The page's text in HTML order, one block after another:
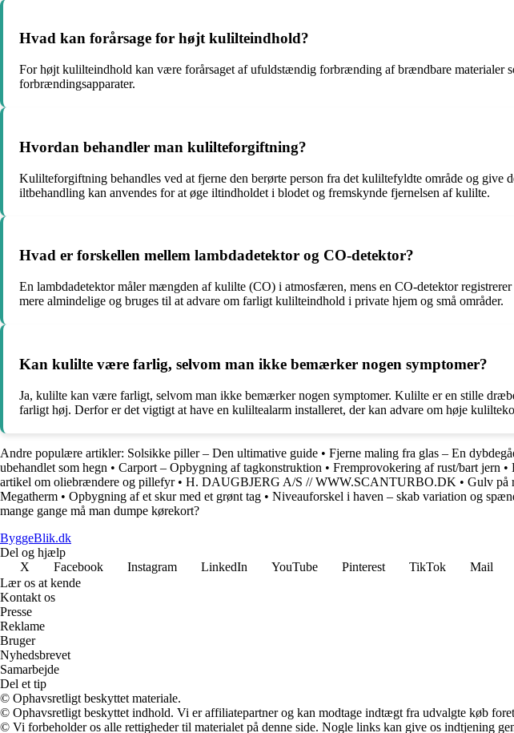
Hvad kan forårsage for højt kulilteindhold?
For højt kulilteindhold kan være forårsaget af ufuldstændig forbrænding af brændbare
forbrændingsapparater.
Hvordan behandler man kulilteforgiftning?
Kulilteforgiftning behandles ved at fjerne den berørte person fra det kuliltefyldte område og
iltbehandling kan anvendes for at øge iltindholdet i blodet og fremskynde fjernelsen af kulilte.
Hvad er forskellen mellem lambdadetektor og CO-detektor?
En lambdadetektor måler mængden af kulilte (CO) i atmosfæren, mens en CO-detektor
mere almindelige og bruges til at advare om farligt kulilteindhold i private hjem og små områder.
Kan kulilte være farlig, selvom man ikke bemærker nogen symptomer?
Ja, kulilte kan være farligt, selvom man ikke bemærker nogen symptomer. Kulilte er en stille
farligt høj. Derfor er det vigtigt at have en kuliltealarm installeret, der kan advare om høje
Andre populære artikler: Solsikke piller – Den ultimative guide • Fjerne maling fra glas – En
ubehandlet som hegn • Carport – Opbygning af tagkonstruktion • Fremprovokering af rust/bart jern •
artikel om oliebrændere og pillefyr• H. DAUGBJERG A/S // WWW.SCANTURBO.DK • Gulv på
Megatherm • Opbygning af et skur med et grønt tag • Niveauforskel i haven – skab variation og
mange gange må man dumpe kørekort?
ByggeBlik.dk
Del og hjælp
X
Facebook Instagram LinkedIn YouTube Pinterest TikTok Mail
Lær os at kende
Kontakt os
Presse
Reklame
Bruger
Nyhedsbrevet
Samarbejde
Del et tip
© Ophavsretligt beskyttet materiale.
© Ophavsretligt beskyttet indhold. Vi er affiliatepartner og kan modtage indtægt fra udvalgte køb
© Vi forbeholder os alle rettigheder til materialet på denne side. Nogle links kan give os indtjening